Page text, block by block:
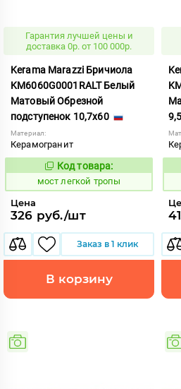
Гарантия лучшей цены и
доставка 0р. от 100 000р.
Kerama Marazzi Бричиола
KM6060G0001RALT Белый
Матовый Обрезной
подступенок 10,7x60
Материал:
Керамогранит
1021233
Код товара:
мост легкой тропы
Цена
326 руб./шт
Заказ в 1 клик
В корзину